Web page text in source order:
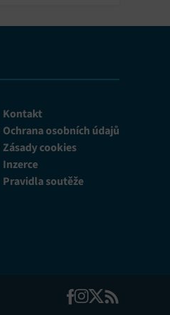
Kontakt
Ochrana osobních údajů
Zásady cookies
Inzerce
Pravidla soutěže